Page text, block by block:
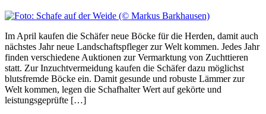
Im April kaufen die Schäfer neue Böcke für die Herden, damit auch
nächstes Jahr neue Landschaftspfleger zur Welt kommen. Jedes Jahr
finden verschiedene Auktionen zur Vermarktung von Zuchttieren
statt. Zur Inzuchtvermeidung kaufen die Schäfer dazu möglichst
blutsfremde Böcke ein. Damit gesunde und robuste Lämmer zur
Welt kommen, legen die Schafhalter Wert auf gekörte und
leistungsgeprüfte […]